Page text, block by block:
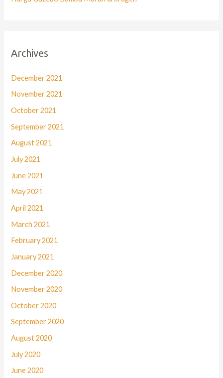
Archives
December 2021
November 2021
October 2021
September 2021
August 2021
July 2021
June 2021
May 2021
April 2021
March 2021
February 2021
January 2021
December 2020
November 2020
October 2020
September 2020
August 2020
July 2020
June 2020